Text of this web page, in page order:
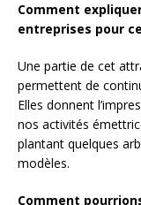
Comment
entreprises pour
Une partie de cet
permettent de
Elles donnent
nos activités
plantant quelques
modèles.
Comment